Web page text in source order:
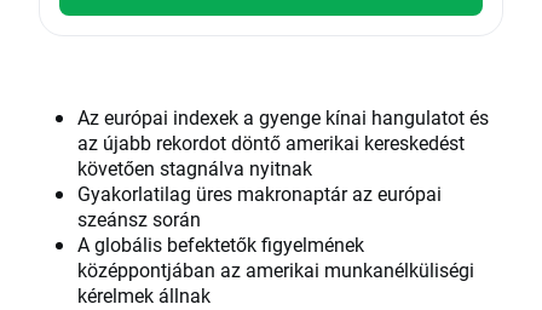
Az európai indexek a gyenge kínai hangulatot és
az újabb rekordot döntő amerikai kereskedést
követően stagnálva nyitnak
Gyakorlatilag üres makronaptár az európai
szeánsz során
A globális befektetők figyelmének
középpontjában az amerikai munkanélküliségi
kérelmek állnak